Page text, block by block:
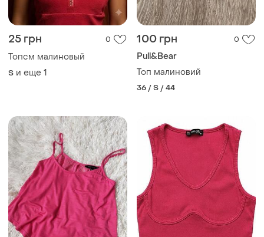
25 грн 0
Топсм малиновый
S и еще 1
100 грн 0
Pull&Bear
Топ малиновий
36 / S / 44